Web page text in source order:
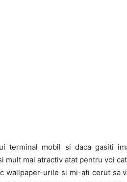
terminal mobil si daca gasiti
mult mai atractiv atat pentru voi
wallpaper-urile si mi-ati cerut sa